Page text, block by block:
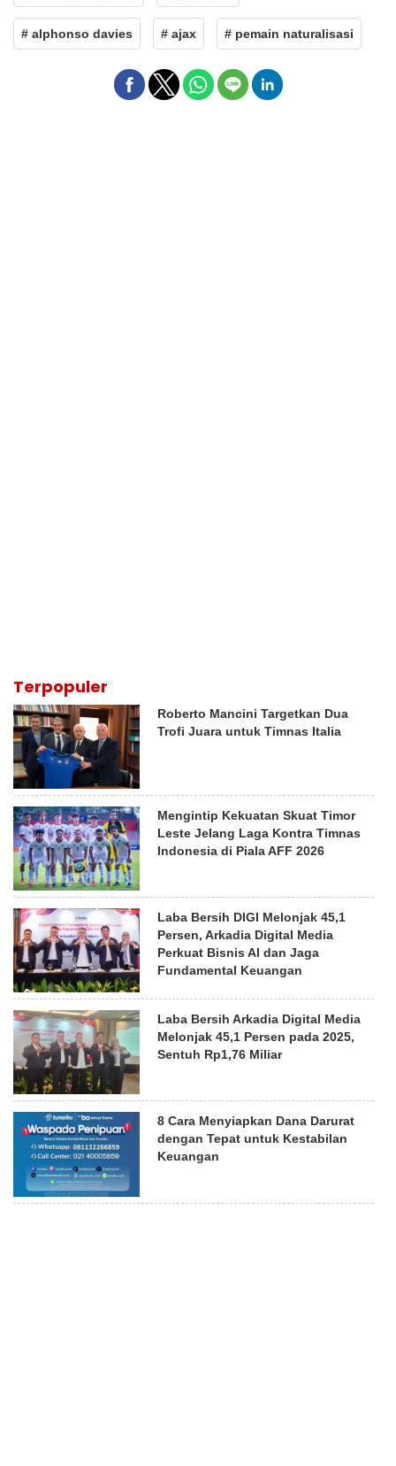
# alphonso davies # ajax # pemain naturalisasi
Terpopuler
Roberto Mancini Targetkan Dua
Trofi Juara untuk Timnas Italia
Mengintip Kekuatan Skuat Timor
Leste Jelang Laga Kontra Timnas
Indonesia di Piala AFF 2026
Laba Bersih DIGI Melonjak 45,1
Persen, Arkadia Digital Media
Perkuat Bisnis AI dan Jaga
Fundamental Keuangan
Laba Bersih Arkadia Digital Media
Melonjak 45,1 Persen pada 2025,
Sentuh Rp1,76 Miliar
8 Cara Menyiapkan Dana Darurat
dengan Tepat untuk Kestabilan
Keuangan